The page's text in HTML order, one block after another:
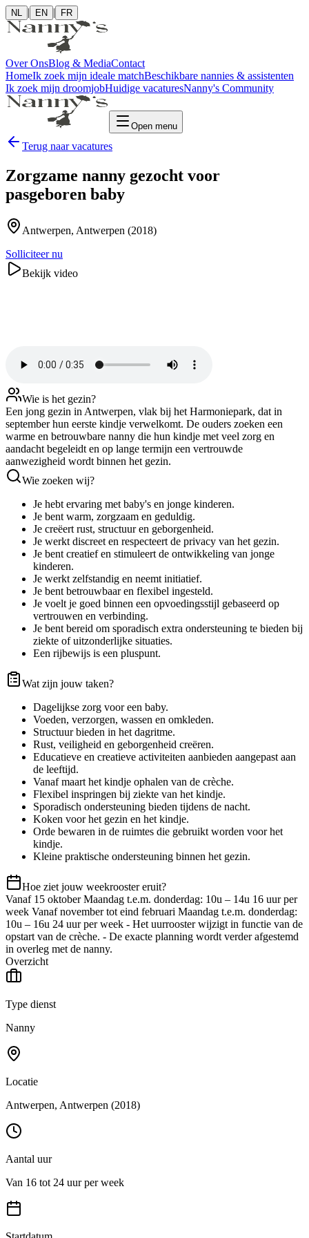
NL | EN | FR
Over OnsBlog & MediaContact
HomeIk zoek mijn ideale matchBeschikbare nannies & assistenten
Ik zoek mijn droomjobHuidige vacaturesNanny's Community
Open menu
Terug naar vacatures
Zorgzame nanny gezocht voor
pasgeboren baby
Antwerpen, Antwerpen (2018)
Solliciteer nu
Bekijk video
Wie is het gezin?
Een jong gezin in Antwerpen, vlak bij het Harmoniepark, dat in
september hun eerste kindje verwelkomt. De ouders zoeken een
warme en betrouwbare nanny die hun kindje met veel zorg en
aandacht begeleidt en op lange termijn een vertrouwde
aanwezigheid wordt binnen het gezin.
Wie zoeken wij?
Je hebt ervaring met baby's en jonge kinderen.
Je bent warm, zorgzaam en geduldig.
Je creëert rust, structuur en geborgenheid.
Je werkt discreet en respecteert de privacy van het gezin.
Je bent creatief en stimuleert de ontwikkeling van jonge
kinderen.
Je werkt zelfstandig en neemt initiatief.
Je bent betrouwbaar en flexibel ingesteld.
Je voelt je goed binnen een opvoedingsstijl gebaseerd op
vertrouwen en verbinding.
Je bent bereid om sporadisch extra ondersteuning te bieden bij
ziekte of uitzonderlijke situaties.
Een rijbewijs is een pluspunt.
Wat zijn jouw taken?
Dagelijkse zorg voor een baby.
Voeden, verzorgen, wassen en omkleden.
Structuur bieden in het dagritme.
Rust, veiligheid en geborgenheid creëren.
Educatieve en creatieve activiteiten aanbieden aangepast aan
de leeftijd.
Vanaf maart het kindje ophalen van de crèche.
Flexibel inspringen bij ziekte van het kindje.
Sporadisch ondersteuning bieden tijdens de nacht.
Koken voor het gezin en het kindje.
Orde bewaren in de ruimtes die gebruikt worden voor het
kindje.
Kleine praktische ondersteuning binnen het gezin.
Hoe ziet jouw weekrooster eruit?
Vanaf 15 oktober Maandag t.e.m. donderdag: 10u – 14u 16 uur per
week Vanaf november tot eind februari Maandag t.e.m. donderdag:
10u – 16u 24 uur per week - Het uurrooster wijzigt in functie van de
opstart van de crèche. - De exacte planning wordt verder afgestemd
in overleg met de nanny.
Overzicht
Type dienst
Nanny
Locatie
Antwerpen, Antwerpen (2018)
Aantal uur
Van 16 tot 24 uur per week